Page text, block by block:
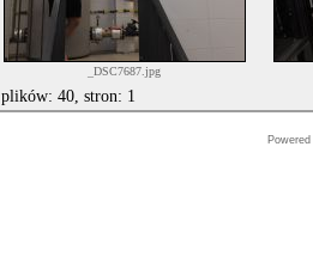
_DSC7687.jpg
plików: 40, stron: 1